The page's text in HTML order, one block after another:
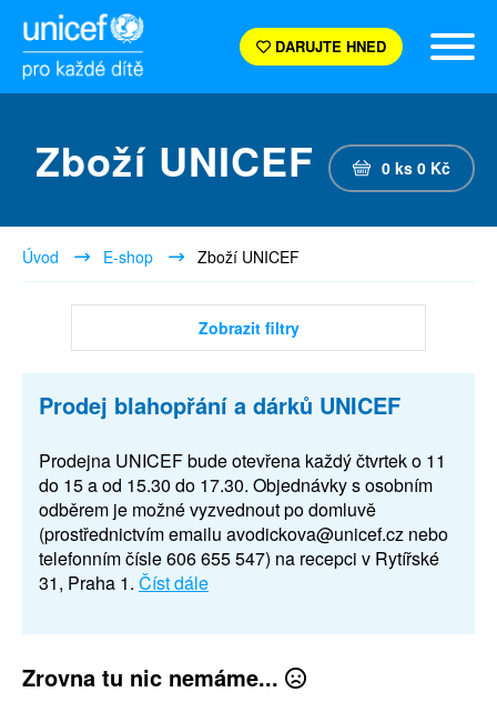
DARUJTE HNED
Zboží UNICEF 0 ks 0 Kč
Úvod E-shop Zboží UNICEF
Zobrazit filtry
Prodej blahopřání a dárků UNICEF
Prodejna UNICEF bude otevřena každý čtvrtek o 11
do 15 a od 15.30 do 17.30. Objednávky s osobním
odběrem je možné vyzvednout po domluvě
(prostřednictvím emailu avodickova@unicef.cz nebo
telefonním čísle 606 655 547) na recepci v Rytířské
31, Praha 1. Číst dále
Zrovna tu nic nemáme...